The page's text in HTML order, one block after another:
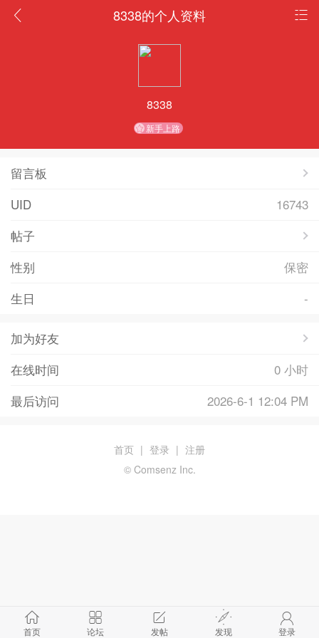
8338的个人资料
8338
新手上路
留言板
UID
16743
帖子
性别
保密
生日
-
加为好友
在线时间
0 小时
最后访问
2026-6-1 12:04 PM
首页 论坛 发帖 发现 登录
首页 | 登录 | 注册
© Comsenz Inc.